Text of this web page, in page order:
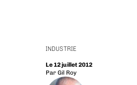
INDUSTRIE
Le 12 juillet 2012
Par Gil Roy